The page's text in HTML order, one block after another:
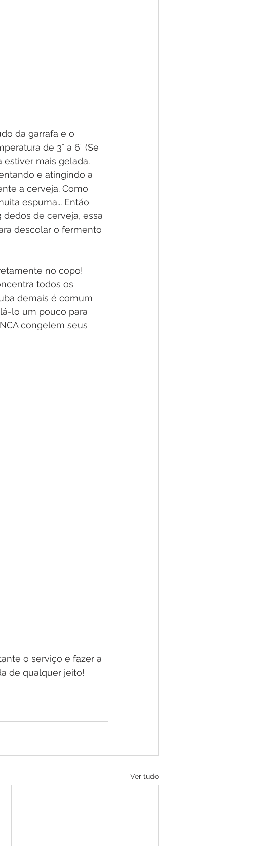
da garrafa e o
de 3° a 6° (Se
estiver mais gelada.
e atingindo a
a cerveja. Como
espuma... Então
de cerveja, essa
descolar o fermento
no copo!
todos os
demais é comum
lo um pouco para
congelem seus
o serviço e fazer a
de qualquer jeito!
Ver tudo